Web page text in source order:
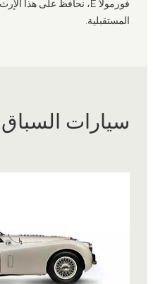
المستقبلية.
سيارات السباق